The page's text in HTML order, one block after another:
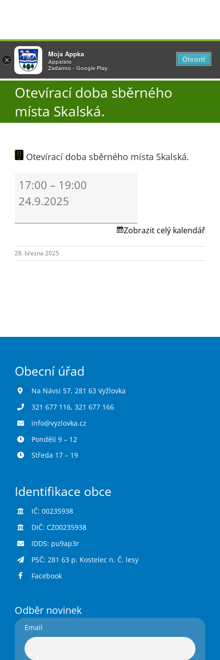
Přeskočit
na
obsah
Úřad
O obci
Aktuality
Turistika
Otevírací doba sběrného
místa Skalská.
Otevírací doba sběrného místa Skalská.
doba
sběrného
Skalská.
17:00 – 19:00
24.9.2025
Zobrazit celý kalendář
28. března 2025
Obecní úřad
Na Návsi 57, 281 63 Vyžlovka
321 677 116, 321 677 166
info@vyzlovka.cz
Pondělí 9 – 12
Středa 17 – 19
Identifikace obce
IČ: 00235938
DIČ: CZ00235938
IDDS: pu9ap3r
PSČ: 281 63 p. Kostelec n. Č. lesy
Facebook
Odběr novinek
Email
×
Vyžlovka
AppSisto
- In Google Play
Otevřít
×
Moja Appka
Appsisto
Zadarmo - Google Play
Otvoriť